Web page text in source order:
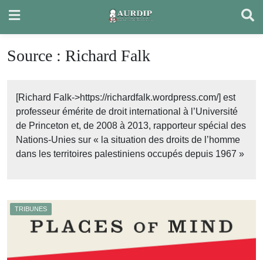
content
Source : Richard Falk
[Richard Falk->https://richardfalk.wordpress.com/] est
professeur émérite de droit international à l’Université
de Princeton et, de 2008 à 2013, rapporteur spécial des
Nations-Unies sur « la situation des droits de l’homme
dans les territoires palestiniens occupés depuis 1967 »
TRIBUNES